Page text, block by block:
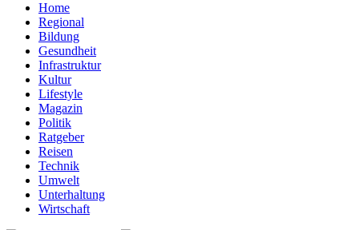
Home
Regional
Bildung
Gesundheit
Infrastruktur
Kultur
Lifestyle
Magazin
Politik
Ratgeber
Reisen
Technik
Umwelt
Unterhaltung
Wirtschaft